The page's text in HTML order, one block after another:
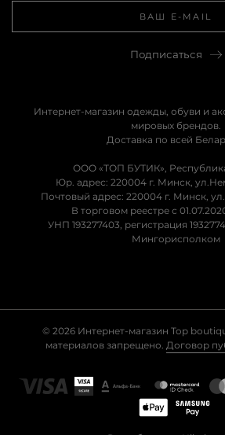
Подписаться
Интернет-магазин одежды, обуви и
мировых брендов.
Доставка по всей
ООО «ТОП БУТИК»,
Юр. адрес: 220004 г. Минск,
Почтовый адрес: 220004 г. Минск,
В торговом реестре с
УНП 193277403, регистрация
Мингорисполком
© 2026 Интернет-магазин Top
материалов запрещено. Договор